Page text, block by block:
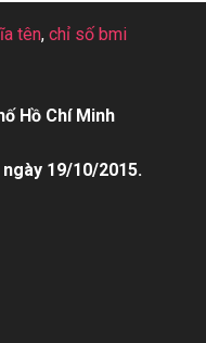
tên, chỉ số bmi
Hồ Chí Minh
19/10/2015.